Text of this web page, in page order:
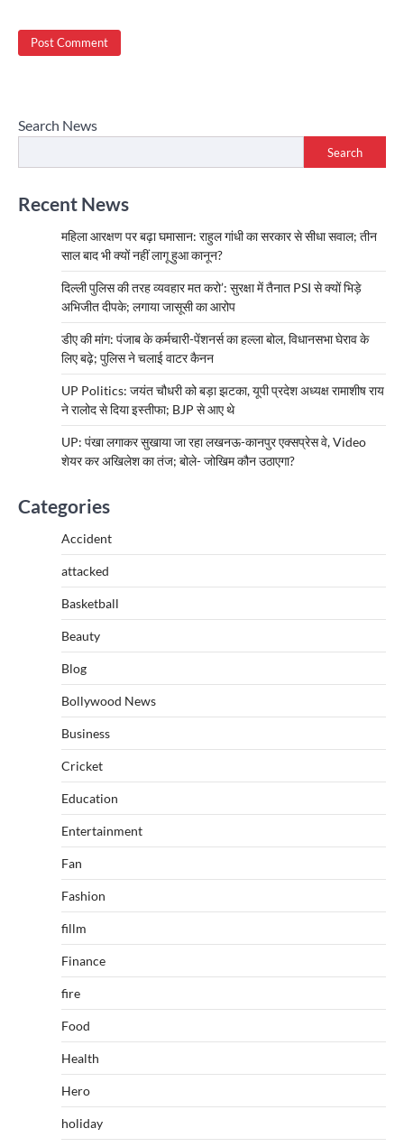
Search News
Search
Recent News
महिला आरक्षण पर बढ़ा घमासान: राहुल गांधी का सरकार से सीधा सवाल; तीन
साल बाद भी क्यों नहीं लागू हुआ कानून?
दिल्ली पुलिस की तरह व्यवहार मत करो’: सुरक्षा में तैनात PSI से क्यों भिड़े
अभिजीत दीपके; लगाया जासूसी का आरोप
डीए की मांग: पंजाब के कर्मचारी-पेंशनर्स का हल्ला बोल, विधानसभा घेराव के
लिए बढ़े; पुलिस ने चलाई वाटर कैनन
UP Politics: जयंत चौधरी को बड़ा झटका, यूपी प्रदेश अध्यक्ष रामाशीष राय
ने रालोद से दिया इस्तीफा; BJP से आए थे
UP: पंखा लगाकर सुखाया जा रहा लखनऊ-कानपुर एक्सप्रेस वे, Video
शेयर कर अखिलेश का तंज; बोले- जोखिम कौन उठाएगा?
Categories
Accident
attacked
Basketball
Beauty
Blog
Bollywood News
Business
Cricket
Education
Entertainment
Fan
Fashion
fillm
Finance
fire
Food
Health
Hero
holiday